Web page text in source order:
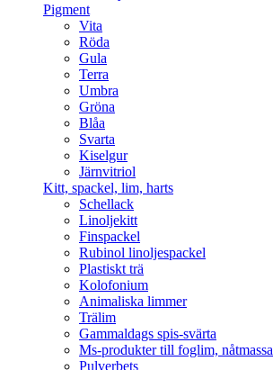
Pigment
Vita
Röda
Gula
Terra
Umbra
Gröna
Blåa
Svarta
Kiselgur
Järnvitriol
Kitt, spackel, lim, harts
Schellack
Linoljekitt
Finspackel
Rubinol linoljespackel
Plastiskt trä
Kolofonium
Animaliska limmer
Trälim
Gammaldags spis-svärta
Ms-produkter till foglim, nåtmassa
Pulverbets